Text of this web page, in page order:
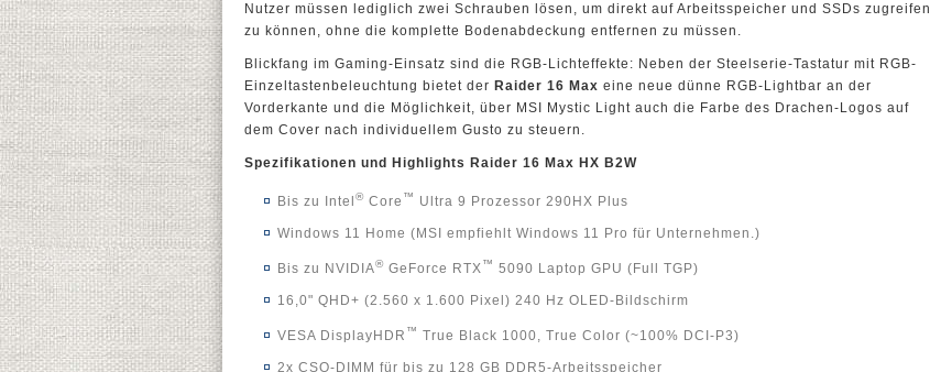
Nutzer müssen lediglich zwei Schrauben lösen, um direkt auf Arbeitsspeicher und SSDs zugreifen
zu können, ohne die komplette Bodenabdeckung entfernen zu müssen.
Blickfang im Gaming-Einsatz sind die RGB-Lichteffekte: Neben der Steelserie-Tastatur mit RGB-
Einzeltastenbeleuchtung bietet der Raider 16 Max eine neue dünne RGB-Lightbar an der
Vorderkante und die Möglichkeit, über MSI Mystic Light auch die Farbe des Drachen-Logos auf
dem Cover nach individuellem Gusto zu steuern.
Spezifikationen und Highlights Raider 16 Max HX B2W
Bis zu Intel ® Core ™ Ultra 9 Prozessor 290HX Plus
Windows 11 Home (MSI empfiehlt Windows 11 Pro für Unternehmen.)
Bis zu NVIDIA® GeForce RTX™ 5090 Laptop GPU (Full TGP)
16,0" QHD+ (2.560 x 1.600 Pixel) 240 Hz OLED-Bildschirm
VESA DisplayHDR ™ True Black 1000, True Color (~100% DCI-P3)
2x CSO-DIMM für bis zu 128 GB DDR5-Arbeitsspeicher